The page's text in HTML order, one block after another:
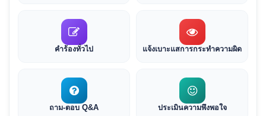
คำร้องทั่วไป แจ้งเบาะแสการกระทำความผิด
ถาม-ตอบ Q&A ประเมินความพึงพอใจ